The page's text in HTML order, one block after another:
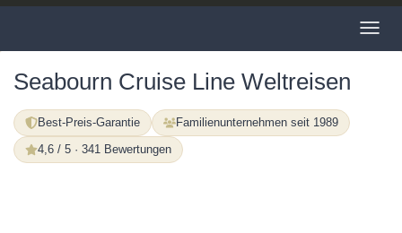
Seabourn Cruise Line Weltreisen
Best-Preis-Garantie
Familienunternehmen seit 1989
4,6 / 5 · 341 Bewertungen